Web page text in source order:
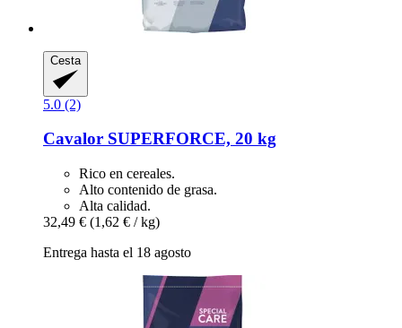
Cesta
5.0 (2)
Cavalor SUPERFORCE, 20 kg
Rico en cereales.
Alto contenido de grasa.
Alta calidad.
32,49 € (1,62 € / kg)
Entrega hasta el 18 agosto